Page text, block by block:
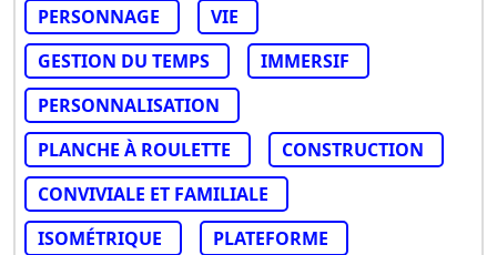
PERSONNAGE
VIE
GESTION DU TEMPS
IMMERSIF
PERSONNALISATION
PLANCHE À ROULETTE
CONSTRUCTION
CONVIVIALE ET FAMILIALE
ISOMÉTRIQUE
PLATEFORME